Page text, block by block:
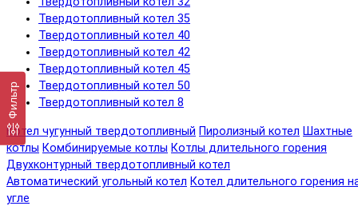
Твердотопливный котел 35
Твердотопливный котел 40
Твердотопливный котел 42
Твердотопливный котел 45
Твердотопливный котел 50
Твердотопливный котел 8
Котел чугунный твердотопливный Пиролизный котел Шахтные
котлы Комбинируемые котлы Котлы длительного горения
Двухконтурный твердотопливный котел
Автоматический угольный котел Котел длительного горения
угле
Фильтр